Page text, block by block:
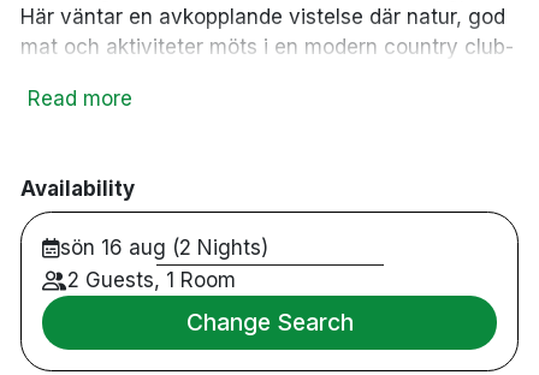
Här väntar en avkopplande vistelse där natur, god
mat och aktiviteter möts i en modern country club-
restaurangerna serverar rätter med inspiration från
det svenska och internationella köket. Efter
middagen kan du slå dig ner i någon av hotellets
sex barer eller upptäcka omgivningarna genom
aktiviteter som padel, kajak och vandring.
Read more
Availability
sön 16 aug (2 Nights)
2 Guests, 1 Room
Change Search